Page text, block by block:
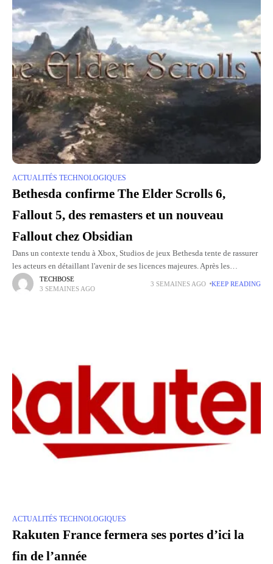
ACTUALITÉS TECHNOLOGIQUES
Bethesda confirme The Elder Scrolls 6,
Fallout 5, des remasters et un nouveau
Fallout chez Obsidian
Dans un contexte tendu à Xbox, Studios de jeux Bethesda tente de rassurer
les acteurs en détaillant l'avenir de ses licences majeures. Après les
nombreuses suppressions d'emplois annoncées par Microsoft
TECHBOSE
3 SEMAINES AGO
3 SEMAINES AGO KEEP READING
ACTUALITÉS TECHNOLOGIQUES
Rakuten France fermera ses portes d’ici la
fin de l’année